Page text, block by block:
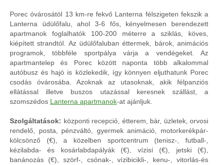
Porec óvárosától 13 km-re fekvő Lanterna félszigeten fekszik a
Lanterna üdülőfalu, ahol 3-6 fős, kényelmesen berendezett
apartmanok foglalhatók 100-200 méterre a sziklás, köves,
kiépített strandtól. Az üdülőfaluban éttermek, bárok, animációs
programok, többféle sportpálya várja a vendégeket. Az
apartmantelep és Porec között naponta több alkalommal
autóbusz és hajó is közlekedik, így könnyen eljuthatunk Porec
csodás óvárosába. Azoknak az utasoknak, akik félpanziós
ellátással illetve buszos utazással keresnek szállást, a
szomszédos Lanterna apartmanok-at ajánljuk.
Szolgáltatások: központi recepció, étterem, bár, üzletek, orvosi
rendelő, posta, pénzváltó, gyermek animáció, motorkerékpár-
kölcsönző (€), a közelben sportcentrum (tenisz-, futball-,
kézilabda- és kosárlabdapályák (€), vízisí (€), jetski (€),
banánozás (€), szörf-, csónak-, vízibicikli-, kenu-, vitorlás-és